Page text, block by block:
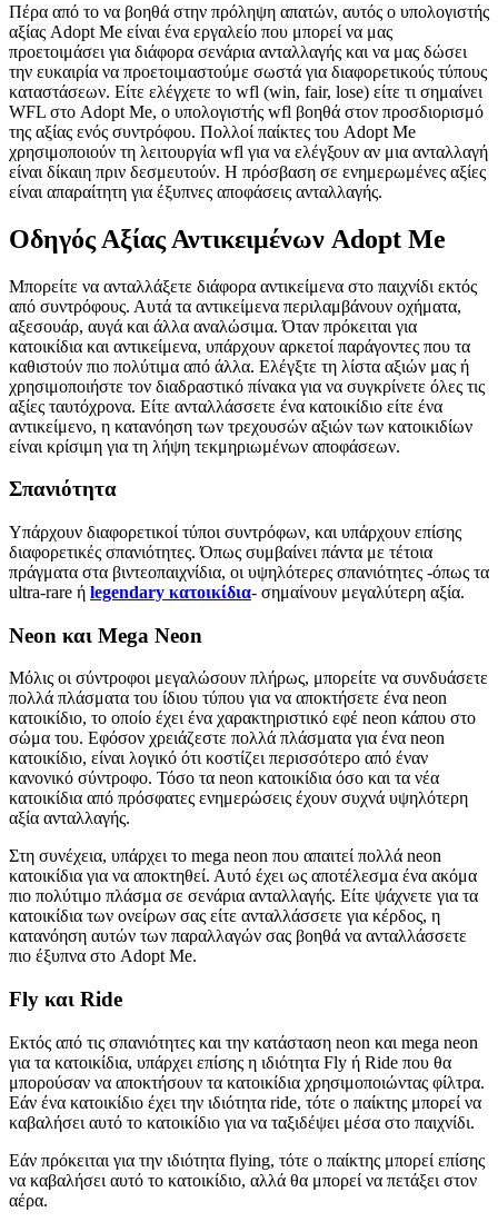
Πέρα από το να βοηθά στην πρόληψη απατών, αυτός ο υπολογιστής
αξίας Adopt Me είναι ένα εργαλείο που μπορεί να μας
προετοιμάσει για διάφορα σενάρια ανταλλαγής και να μας δώσει
την ευκαιρία να προετοιμαστούμε σωστά για διαφορετικούς τύπους
καταστάσεων. Είτε ελέγχετε το wfl (win, fair, lose) είτε τι σημαίνει
WFL στο Adopt Me, ο υπολογιστής wfl βοηθά στον προσδιορισμό
της αξίας ενός συντρόφου. Πολλοί παίκτες του Adopt Me
χρησιμοποιούν τη λειτουργία wfl για να ελέγξουν αν μια ανταλλαγή
είναι δίκαιη πριν δεσμευτούν. Η πρόσβαση σε ενημερωμένες αξίες
είναι απαραίτητη για έξυπνες αποφάσεις ανταλλαγής.
Οδηγός Αξίας Αντικειμένων Adopt Me
Μπορείτε να ανταλλάξετε διάφορα αντικείμενα στο παιχνίδι εκτός
από συντρόφους. Αυτά τα αντικείμενα περιλαμβάνουν οχήματα,
αξεσουάρ, αυγά και άλλα αναλώσιμα. Όταν πρόκειται για
κατοικίδια και αντικείμενα, υπάρχουν αρκετοί παράγοντες που τα
καθιστούν πιο πολύτιμα από άλλα. Ελέγξτε τη λίστα αξιών μας ή
χρησιμοποιήστε τον διαδραστικό πίνακα για να συγκρίνετε όλες τις
αξίες ταυτόχρονα. Είτε ανταλλάσσετε ένα κατοικίδιο είτε ένα
αντικείμενο, η κατανόηση των τρεχουσών αξιών των κατοικιδίων
είναι κρίσιμη για τη λήψη τεκμηριωμένων αποφάσεων.
Σπανιότητα
Υπάρχουν διαφορετικοί τύποι συντρόφων, και υπάρχουν επίσης
διαφορετικές σπανιότητες. Όπως συμβαίνει πάντα με τέτοια
πράγματα στα βιντεοπαιχνίδια, οι υψηλότερες σπανιότητες -όπως τα
ultra-rare ή legendary κατοικίδια- σημαίνουν μεγαλύτερη αξία.
Neon και Mega Neon
Μόλις οι σύντροφοι μεγαλώσουν πλήρως, μπορείτε να συνδυάσετε
πολλά πλάσματα του ίδιου τύπου για να αποκτήσετε ένα neon
κατοικίδιο, το οποίο έχει ένα χαρακτηριστικό εφέ neon κάπου στο
σώμα του. Εφόσον χρειάζεστε πολλά πλάσματα για ένα neon
κατοικίδιο, είναι λογικό ότι κοστίζει περισσότερο από έναν
κανονικό σύντροφο. Τόσο τα neon κατοικίδια όσο και τα νέα
κατοικίδια από πρόσφατες ενημερώσεις έχουν συχνά υψηλότερη
αξία ανταλλαγής.
Στη συνέχεια, υπάρχει το mega neon που απαιτεί πολλά neon
κατοικίδια για να αποκτηθεί. Αυτό έχει ως αποτέλεσμα ένα ακόμα
πιο πολύτιμο πλάσμα σε σενάρια ανταλλαγής. Είτε ψάχνετε για τα
κατοικίδια των ονείρων σας είτε ανταλλάσσετε για κέρδος, η
κατανόηση αυτών των παραλλαγών σας βοηθά να ανταλλάσσετε
πιο έξυπνα στο Adopt Me.
Fly και Ride
Εκτός από τις σπανιότητες και την κατάσταση neon και mega neon
για τα κατοικίδια, υπάρχει επίσης η ιδιότητα Fly ή Ride που θα
μπορούσαν να αποκτήσουν τα κατοικίδια χρησιμοποιώντας φίλτρα.
Εάν ένα κατοικίδιο έχει την ιδιότητα ride, τότε ο παίκτης μπορεί να
καβαλήσει αυτό το κατοικίδιο για να ταξιδέψει μέσα στο παιχνίδι.
Εάν πρόκειται για την ιδιότητα flying, τότε ο παίκτης μπορεί επίσης
να καβαλήσει αυτό το κατοικίδιο, αλλά θα μπορεί να πετάξει στον
αέρα.